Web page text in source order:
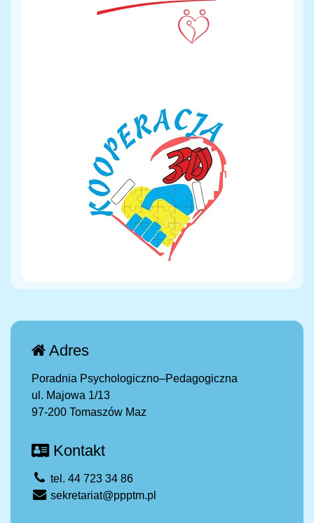
Adres
Poradnia Psychologiczno–Pedagogiczna
ul. Majowa 1/13
97-200 Tomaszów Maz
Kontakt
tel. 44 723 34 86
sekretariat@ppptm.pl